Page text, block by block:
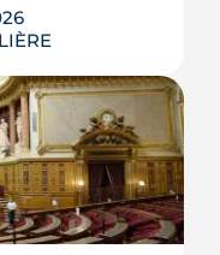
: une
d'un
habitudes qui